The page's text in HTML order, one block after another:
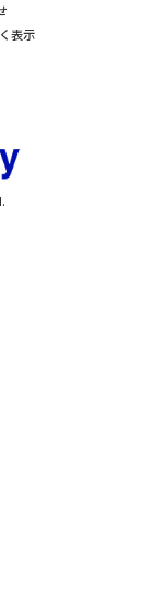
表示